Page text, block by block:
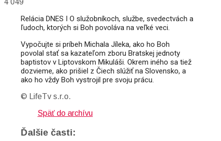
Relácia DNES I O služobníkoch, službe, svedectvách a
ľudoch, ktorých si Boh povoláva na veľké veci.
Vypočujte si príbeh Michala Jíleka, ako ho Boh
povolal stať sa kazateľom zboru Bratskej jednoty
baptistov v Liptovskom Mikuláši. Okrem iného sa tiež
dozvieme, ako prišiel z Čiech slúžiť na Slovensko, a
ako ho vždy Boh vystrojil pre svoju prácu.
© LifeTv s.r.o.
Späť do archívu
Ďalšie časti: